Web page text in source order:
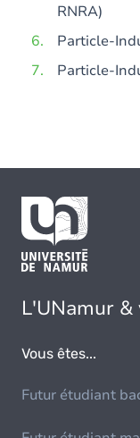
RNRA)
Particle-
Particle-
L'UNamur &
Vous êtes...
Futur étudiant